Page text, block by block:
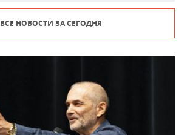
ВСЕ НОВОСТИ ЗА СЕГОДНЯ